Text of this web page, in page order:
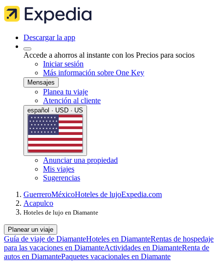
Descargar la app
Accede a ahorros al instante con los Precios para socios
Iniciar sesión
Más información sobre One Key
Mensajes
Planea tu viaje
Atención al cliente
español · USD · US
Anunciar una propiedad
Mis viajes
Sugerencias
GuerreroMéxicoHoteles de lujoExpedia.com
Acapulco
Hoteles de lujo en Diamante
Planear un viaje
Guía de viaje de DiamanteHoteles en DiamanteRentas de hospedaje
para las vacaciones en DiamanteActividades en DiamanteRenta de
autos en DiamantePaquetes vacacionales en Diamante